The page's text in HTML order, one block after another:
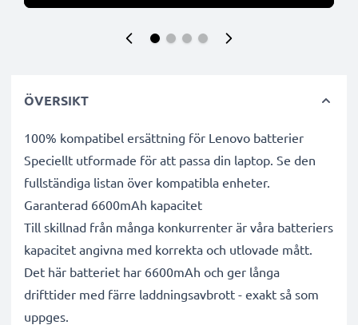
ÖVERSIKT
100% kompatibel ersättning för Lenovo batterier
Speciellt utformade för att passa din laptop. Se den
fullständiga listan över kompatibla enheter.
Garanterad 6600mAh kapacitet
Till skillnad från många konkurrenter är våra batteriers
kapacitet angivna med korrekta och utlovade mått.
Det här batteriet har 6600mAh och ger långa
drifttider med färre laddningsavbrott - exakt så som
uppges.